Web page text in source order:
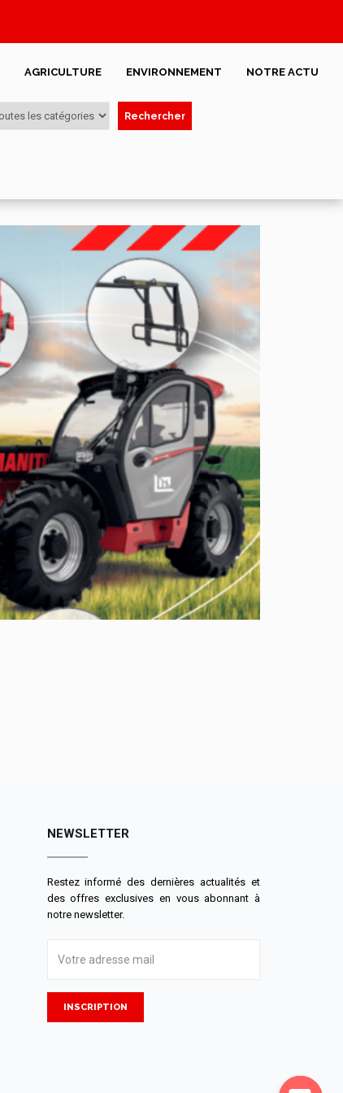
AGRICULTURE ENVIRONNEMENT NOTRE ACTU
Rechercher
NEWSLETTER
Restez informé des dernières actualités et
des offres exclusives en vous abonnant à
notre newsletter.
INSCRIPTION